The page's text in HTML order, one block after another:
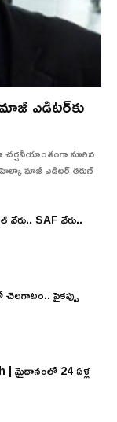
ఎడిటర్‌కు
చర్చనీయాంశంగా మారిన
మాజీ ఎడిటర్ తరుణ్
SAF వేరు..
పైకప్పు
| మైదానంలో 24 ఏళ్ల